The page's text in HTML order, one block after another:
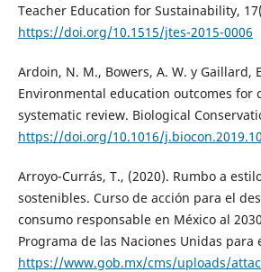
Teacher Education for Sustainability,
https://doi.org/10.1515/jtes-2015-0006
Ardoin, N. M., Bowers, A. W. y Gaillard,
Environmental education outcomes for
systematic review. Biological
https://doi.org/10.1016/
Arroyo-Currás, T., (2020). Rumbo a
sostenibles. Curso de acción para el
consumo responsable en México al
Programa de las Naciones Unidas para
https://www.gob.mx/cms/uploads/